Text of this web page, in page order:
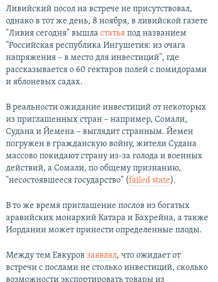
Ливийский посол на встрече не присутствовал,
однако в тот же день, 8 ноября, в ливийской газете
"Ливия сегодня" вышла статья под названием
"Российская республика Ингушетия: из очага
напряжения – в место для инвестиций", где
рассказывается о 60 гектаров полей с помидорами
и яблоневых садах.
В реальности ожидание инвестиций от некоторых
из приглашенных стран – например, Сомали,
Судана и Йемена – выглядит странным. Йемен
погружен в гражданскую войну, жители Судана
массово покидают страну из-за голода и военных
действий, а Сомали, по общему признанию,
"несостоявшееся государство" (failed state).
В то же время приглашение послов из богатых
аравийских монархий Катара и Бахрейна, а также
Иордании может принести определенные плоды.
Между тем Евкуров заявлял, что ожидает от
встречи с послами не столько инвестиций, сколько
возможности экспортировать товары из